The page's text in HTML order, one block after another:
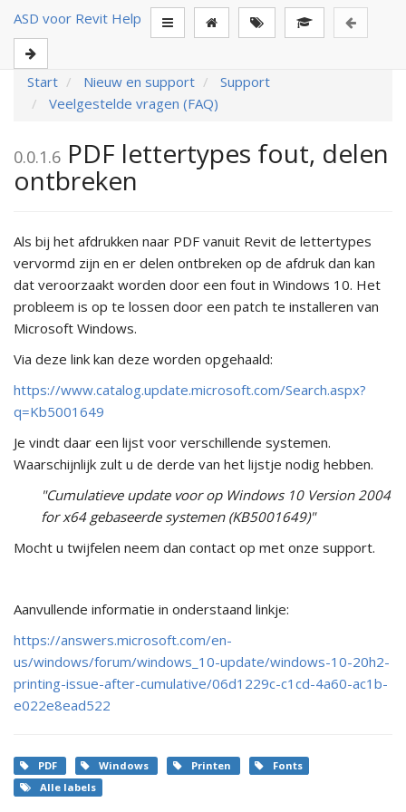
ASD voor Revit Help
Start Nieuw en support
Support
Veelgestelde vragen (FAQ)
0.0.1.6 PDF lettertypes fout, delen
ontbreken
Als bij het afdrukken naar PDF vanuit Revit de lettertypes
vervormd zijn en er delen ontbreken op de afdruk dan kan
dat veroorzaakt worden door een fout in Windows 10. Het
probleem is op te lossen door een patch te installeren van
Microsoft Windows.
Via deze link kan deze worden opgehaald:
https://www.catalog.update.microsoft.com/Search.aspx?
q=Kb5001649
Je vindt daar een lijst voor verschillende systemen.
Waarschijnlijk zult u de derde van het lijstje nodig hebben.
"Cumulatieve update voor op Windows 10 Version 2004
for x64 gebaseerde systemen (KB5001649)"
Mocht u twijfelen neem dan contact op met onze support.
Aanvullende informatie in onderstaand linkje:
https://answers.microsoft.com/en-
us/windows/forum/windows_10-update/windows-10-20h2-
printing-issue-after-cumulative/06d1229c-c1cd-4a60-ac1b-
e022e8ead522
PDF Windows Printen
Fonts
Alle labels